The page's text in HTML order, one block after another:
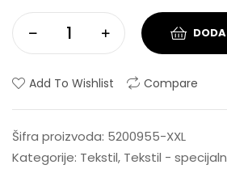
Add To Wishlist Compare
Šifra proizvoda: 5200955-XXL
Kategorije: Tekstil, Tekstil -